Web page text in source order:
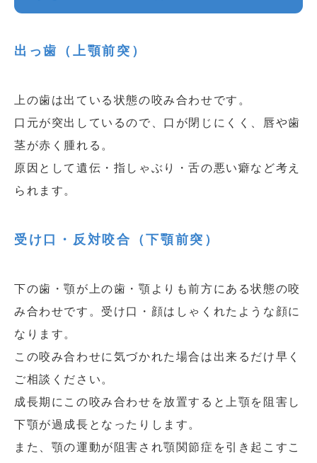
出っ歯（上顎前突）
上の歯は出ている状態の咬み合わせです。
口元が突出しているので、口が閉じにくく、唇や歯
茎が赤く腫れる。
原因として遺伝・指しゃぶり・舌の悪い癖など考え
られます。
受け口・反対咬合（下顎前突）
下の歯・顎が上の歯・顎よりも前方にある状態の咬
み合わせです。受け口・顔はしゃくれたような顔に
なります。
この咬み合わせに気づかれた場合は出来るだけ早く
ご相談ください。
成長期にこの咬み合わせを放置すると上顎を阻害し
下顎が過成長となったりします。
また、顎の運動が阻害され顎関節症を引き起こすこ